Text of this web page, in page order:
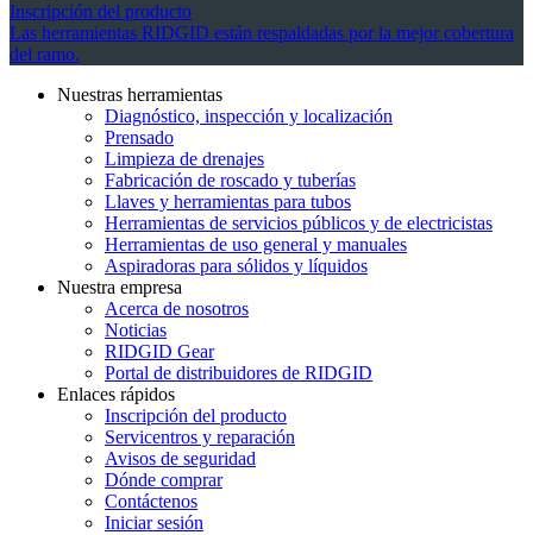
Inscripción del producto
Las herramientas RIDGID están respaldadas por la mejor cobertura
del ramo.
Nuestras herramientas
Diagnóstico, inspección y localización
Prensado
Limpieza de drenajes
Fabricación de roscado y tuberías
Llaves y herramientas para tubos
Herramientas de servicios públicos y de electricistas
Herramientas de uso general y manuales
Aspiradoras para sólidos y líquidos
Nuestra empresa
Acerca de nosotros
Noticias
RIDGID Gear
Portal de distribuidores de RIDGID
Enlaces rápidos
Inscripción del producto
Servicentros y reparación
Avisos de seguridad
Dónde comprar
Contáctenos
Iniciar sesión